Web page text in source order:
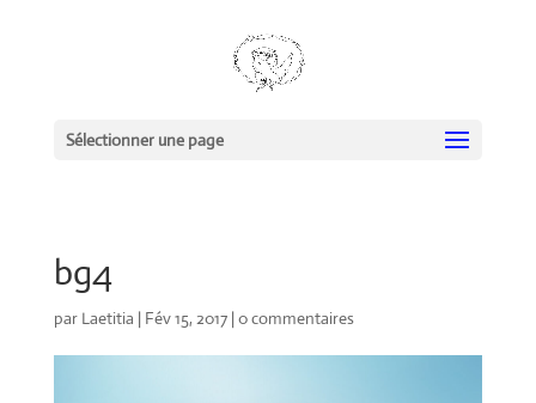
Sélectionner une page
bg4
par Laetitia | Fév 15, 2017|0 commentaires